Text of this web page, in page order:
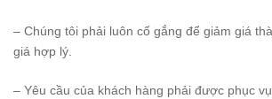
– Chúng tôi phải luôn cố gắng để giảm giá
giá hợp lý.
– Yêu cầu của khách hàng phải được phục